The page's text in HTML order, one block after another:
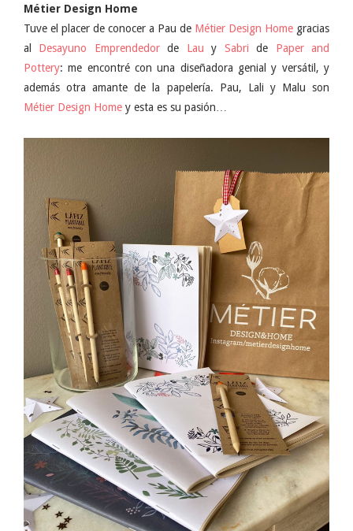
Métier Design Home
Tuve el placer de conocer a Pau de Métier Design Home gracias
al Desayuno Emprendedorde Lau y Sabri de Paper and
Pottery: me encontré con una diseñadora genial y versátil, y
además otra amante de la papelería. Pau, Lali y Malu son
Métier Design Home y esta es su pasión…